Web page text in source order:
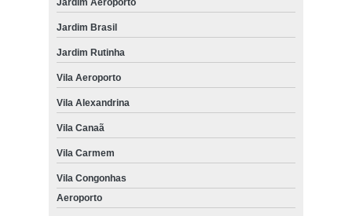
Jardim Brasil
Jardim Rutinha
Vila Aeroporto
Vila Alexandrina
Vila Canaã
Vila Carmem
Vila Congonhas
Aeroporto